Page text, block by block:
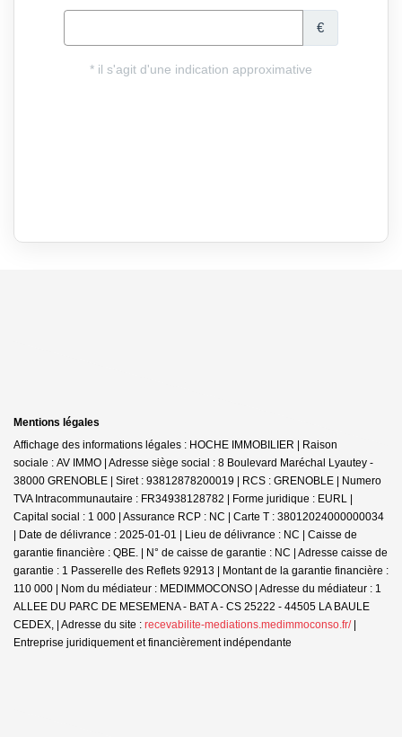
Mentions légales
Affichage des informations légales : HOCHE IMMOBILIER | Raison
sociale : AV IMMO | Adresse siège social : 8 Boulevard Maréchal Lyautey -
38000 GRENOBLE | Siret : 93812878200019 | RCS : GRENOBLE | Numero
TVA Intracommunautaire : FR34938128782 | Forme juridique : EURL |
Capital social : 1 000 | Assurance RCP : NC | Carte T : 38012024000000034
| Date de délivrance : 2025-01-01 | Lieu de délivrance : NC | Caisse de
garantie financière : QBE. | N° de caisse de garantie : NC | Adresse caisse de
garantie : 1 Passerelle des Reflets 92913 | Montant de la garantie financière :
110 000 | Nom du médiateur : MEDIMMOCONSO | Adresse du médiateur : 1
ALLEE DU PARC DE MESEMENA - BAT A - CS 25222 - 44505 LA BAULE
CEDEX, | Adresse du site : recevabilite-mediations.medimmoconso.fr/|
Entreprise juridiquement et financièrement indépendante